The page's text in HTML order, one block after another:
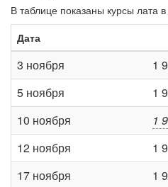
В таблице показаны курсы лата
Дата
3 ноября 1
5 ноября
1
10 ноября
1
12 ноября
1
17 ноября
1